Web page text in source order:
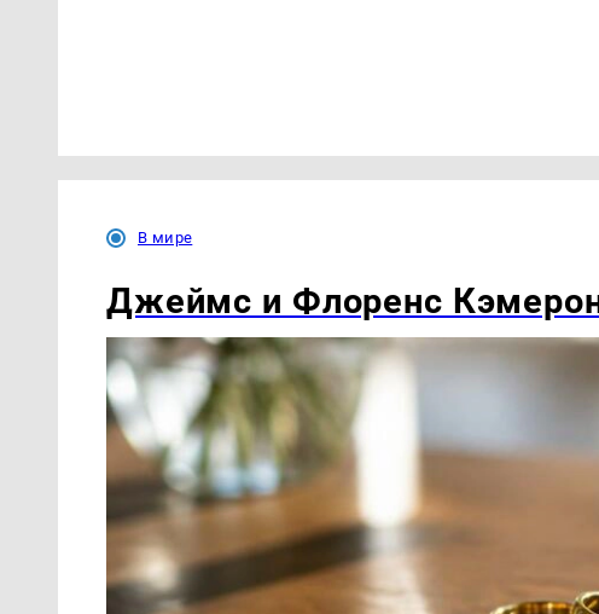
В мире
Джеймс и Флоренс